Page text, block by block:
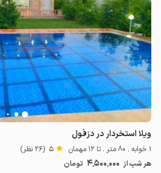
ویلا استخردار در دزفول
1 خوابه . 80 متر . تا 12 مهمان 5 (26 نظر)
هر شب از 4٬500٬000 تومان